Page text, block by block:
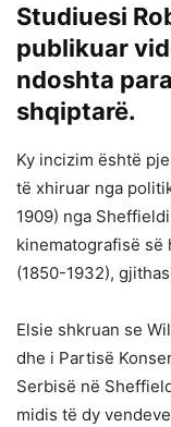
Studiuesi
publikuar
ndoshta
shqiptarë.
Ky incizim është
të xhiruar nga
1909) nga
kinematografisë së
(1850-1932),
Elsie shkruan se
dhe i Partisë
Serbisë në
midis të dy